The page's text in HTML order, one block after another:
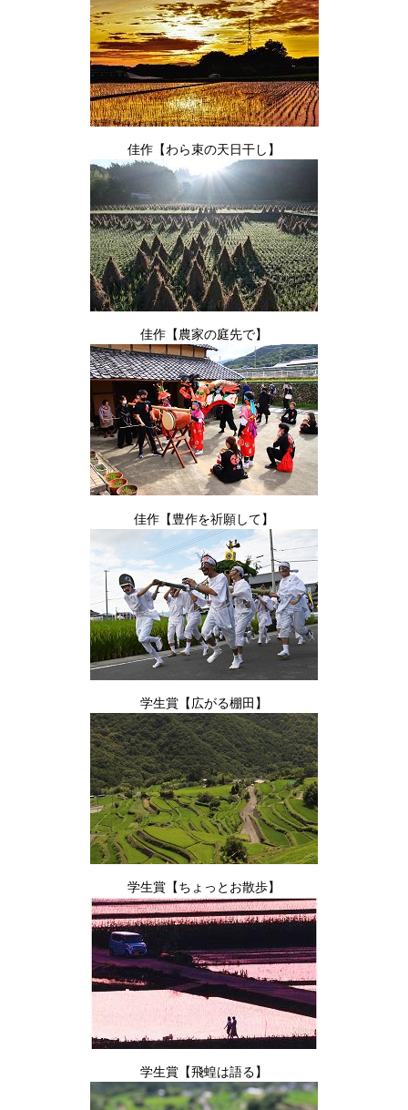
佳作【わら束の天日干し】
佳作【農家の庭先で】
佳作【豊作を祈願して】
学生賞【広がる棚田】
学生賞【ちょっとお散歩】
学生賞【飛蝗は語る】